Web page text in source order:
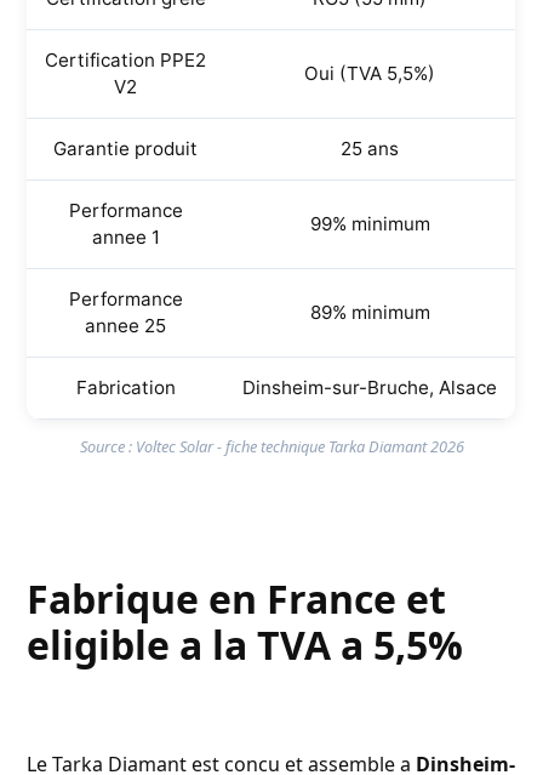
Certification PPE2
V2
Oui (TVA 5,5%)
Garantie produit 25 ans
Performance
annee 1
99% minimum
Performance
annee 25
89% minimum
Fabrication Dinsheim-sur-Bruche, Alsace
Source : Voltec Solar - fiche technique Tarka Diamant 2026
Fabrique en France et
eligible a la TVA a 5,5%
Le Tarka Diamant est concu et assemble a Dinsheim-